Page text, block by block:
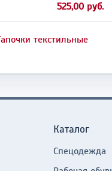
525,00 руб.
текстильные
Каталог
Спецодежда